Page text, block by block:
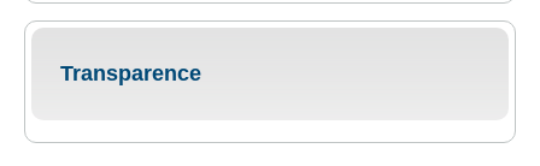
Transparence